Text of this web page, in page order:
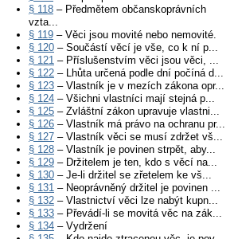
§ 118 – Předmětem občanskoprávních
vzta...
§ 119 – Věci jsou movité nebo nemovité.
§ 120 – Součástí věcí je vše, co k ní p...
§ 121 – Příslušenstvím věci jsou věci, ...
§ 122 – Lhůta určená podle dní počíná d...
§ 123 – Vlastník je v mezích zákona opr...
§ 124 – Všichni vlastníci mají stejná p...
§ 125 – Zvláštní zákon upravuje vlastni...
§ 126 – Vlastník má právo na ochranu pr...
§ 127 – Vlastník věci se musí zdržet vš...
§ 128 – Vlastník je povinen strpět, aby...
§ 129 – Držitelem je ten, kdo s věcí na...
§ 130 – Je-li držitel se zřetelem ke vš...
§ 131 – Neoprávněný držitel je povinen ...
§ 132 – Vlastnictví věci lze nabýt kupn...
§ 133 – Převádí-li se movitá věc na zák...
§ 134 – Vydržení